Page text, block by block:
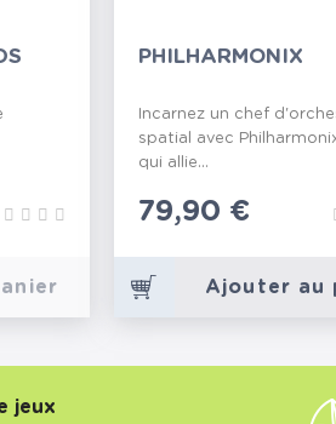
PHILHARMONIX
Incarnez un chef
spatial avec
qui allie...
Prix
79,90 €
Ajouter au
jeux